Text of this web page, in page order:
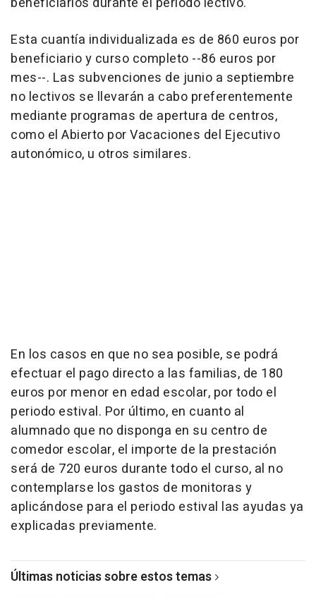
Esta cuantía individualizada es de 860 euros por
beneficiario y curso completo --86 euros por
mes--. Las subvenciones de junio a septiembre
no lectivos se llevarán a cabo preferentemente
mediante programas de apertura de centros,
como el Abierto por Vacaciones del Ejecutivo
autonómico, u otros similares.
En los casos en que no sea posible, se podrá
efectuar el pago directo a las familias, de 180
euros por menor en edad escolar, por todo el
periodo estival. Por último, en cuanto al
alumnado que no disponga en su centro de
comedor escolar, el importe de la prestación
será de 720 euros durante todo el curso, al no
contemplarse los gastos de monitoras y
aplicándose para el periodo estival las ayudas ya
explicadas previamente.
Últimas noticias sobre estos temas